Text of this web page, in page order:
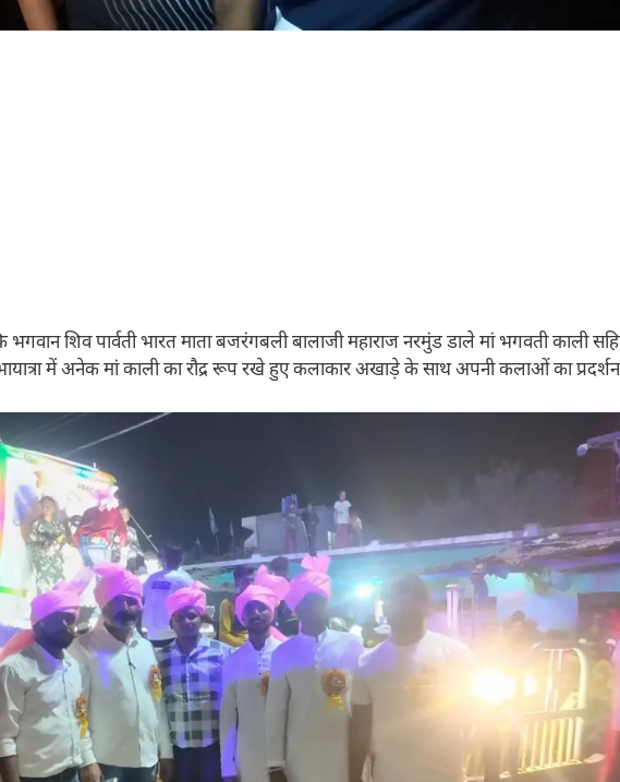
भगवान शिव पार्वती भारत माता बजरंगबली बालाजी महाराज नरमुंड डाले मां भगवती काली
में अनेक मां काली का रौद्र रूप रखे हुए कलाकार अखाड़े के साथ अपनी कलाओं का प्रदर्शन